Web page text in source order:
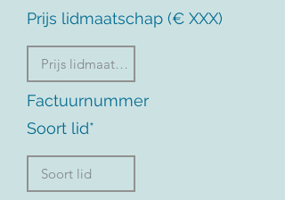
Prijs lidmaatschap (€ XXX)
Factuurnummer
Soort lid*